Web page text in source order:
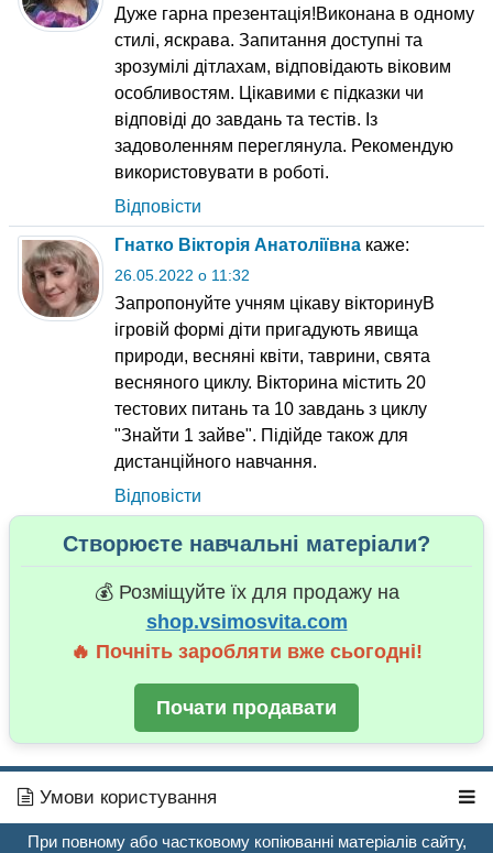
Дуже гарна презентація!Виконана в одному
стилі, яскрава. Запитання доступні та
зрозумілі дітлахам, відповідають віковим
особливостям. Цікавими є підказки чи
відповіді до завдань та тестів. Із
задоволенням переглянула. Рекомендую
використовувати в роботі.
Відповісти
Гнатко Вікторія Анатоліївна каже:
26.05.2022 о 11:32
Запропонуйте учням цікаву вікторинуВ
ігровій формі діти пригадують явища
природи, весняні квіти, таврини, свята
весняного циклу. Вікторина містить 20
тестових питань та 10 завдань з циклу
"Знайти 1 зайве". Підійде також для
дистанційного навчання.
Відповісти
Створюєте навчальні матеріали?
💰 Розміщуйте їх для продажу на
shop.vsimosvita.com
🔥 Почніть заробляти вже сьогодні!
Почати продавати
Умови користування
При повному або частковому копіюванні матеріалів сайту,